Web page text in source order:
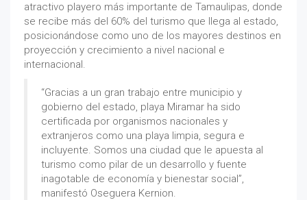
atractivo playero más importante de Tamaulipas, donde
se recibe más del 60% del turismo que llega al estado,
posicionándose como uno de los mayores destinos en
proyección y crecimiento a nivel nacional e
internacional.
“Gracias a un gran trabajo entre municipio y
gobierno del estado, playa Miramar ha sido
certificada por organismos nacionales y
extranjeros como una playa limpia, segura e
incluyente. Somos una ciudad que le apuesta al
turismo como pilar de un desarrollo y fuente
inagotable de economía y bienestar social”,
manifestó Oseguera Kernion.